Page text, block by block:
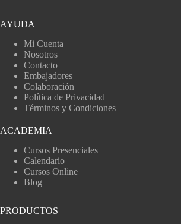
AYUDA
Mi Cuenta
Nosotros
Contacto
Embajadores
Colaboración
Política de Privacidad
Términos y Condiciones
ACADEMIA
Cursos Presenciales
Calendario
Cursos Online
Blog
PRODUCTOS